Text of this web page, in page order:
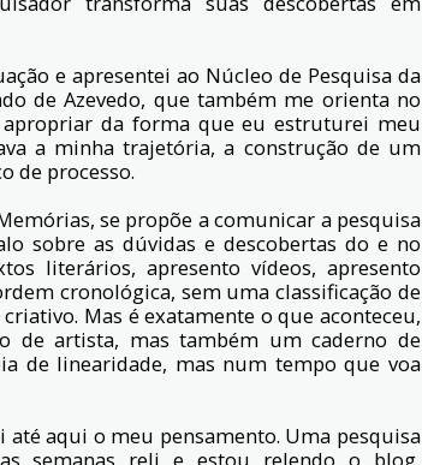
e apresentei ao Núcleo de Pesquisa da
de Azevedo, que também me orienta no
da forma que eu estruturei meu
a minha trajetória, a construção de um
de processo.
se propõe a comunicar a pesquisa
sobre as dúvidas e descobertas do e no
literários, apresento vídeos, apresento
cronológica, sem uma classificação de
Mas é exatamente o que aconteceu,
de artista, mas também um caderno de
de linearidade, mas num tempo que voa
aqui o meu pensamento. Uma pesquisa